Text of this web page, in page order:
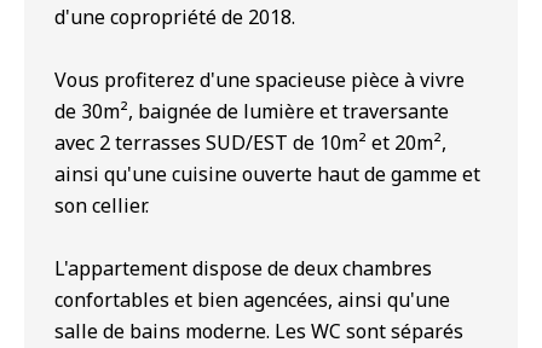
d'une copropriété de 2018.
Vous profiterez d'une spacieuse pièce à vivre
de 30m², baignée de lumière et traversante
avec 2 terrasses SUD/EST de 10m² et 20m²,
ainsi qu'une cuisine ouverte haut de gamme et
son cellier.
L'appartement dispose de deux chambres
confortables et bien agencées, ainsi qu'une
salle de bains moderne. Les WC sont séparés